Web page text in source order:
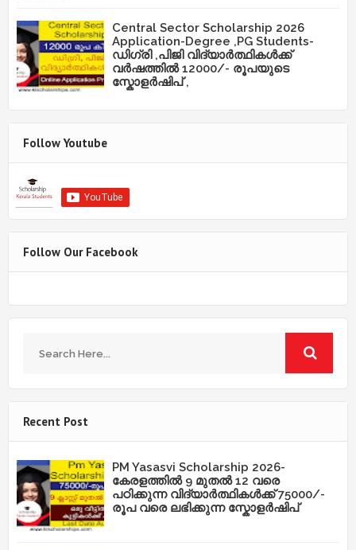
Central Sector Scholarship 2026
Application-Degree ,PG Students-
ഡിഗ്രി ,പിജി വിദ്യാർത്ഥികൾക്ക്
വർഷത്തിൽ 12000/- രൂപയുടെ
സ്കോളർഷിപ് ,
Follow Youtube
Follow Our Facebook
Recent Post
PM Yasasvi Scholarship 2026-
കേരളത്തിൽ 9 മുതൽ 12 വരെ
പഠിക്കുന്ന വിദ്യാർത്ഥികൾക്ക് 75000/-
രൂപ വരെ ലഭിക്കുന്ന സ്കോളർഷിപ്